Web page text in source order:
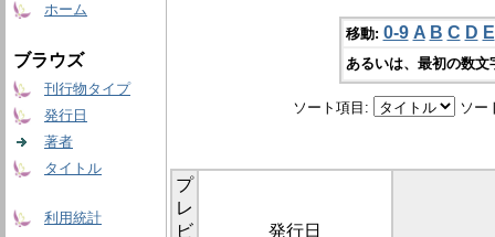
ホーム
ブラウズ
刊行物タイプ
発行日
著者
タイトル
利用統計
移動: 0-9 A B C D E
あるいは、最初の数
ソート項目: ソー
プ
レ
ビ
発行日